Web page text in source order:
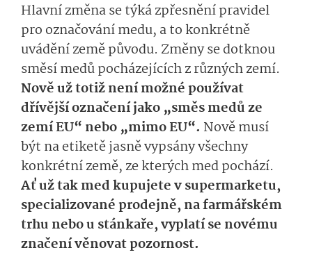
Hlavní změna se týká zpřesnění pravidel
pro označování medu, a to konkrétně
uvádění země původu. Změny se dotknou
směsí medů pocházejících z různých zemí.
Nově už totiž není možné používat
dřívější označení jako „směs medů ze
zemí EU“ nebo „mimo EU“. Nově musí
být na etiketě jasně vypsány všechny
konkrétní země, ze kterých med pochází.
Ať už tak med kupujete v supermarketu,
specializované prodejně, na farmářském
trhu nebo u stánkaře, vyplatí se novému
značení věnovat pozornost.